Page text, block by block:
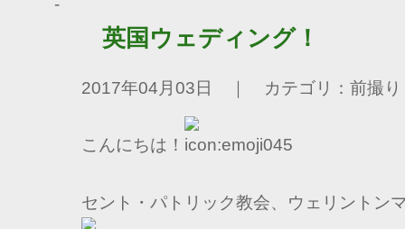
英国ウェディング！
2017年04月03日 ｜ カテゴリ：前撮り
こんにちは！
セント・パトリック教会、ウェリントン